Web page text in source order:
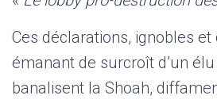
Ces déclarations, ignobles et
émanant de surcroît d’un
banalisent la Shoah,